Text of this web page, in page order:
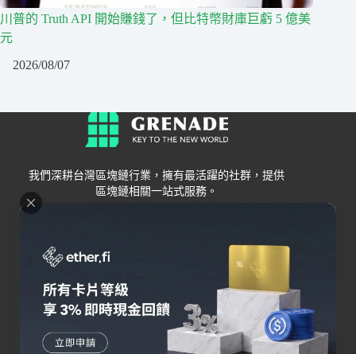
川普的 Truth API 開始賺錢了，但比特幣財庫巨虧 5 億美
元
2026/08/07
我們深耕台灣區塊鏈行業，擁有最活躍的社群，提供
區塊鏈相關一站式服務。
Grenade
關於我們
聯絡我們
錢包
交易所
Bybit
OKX
HOYA BIT